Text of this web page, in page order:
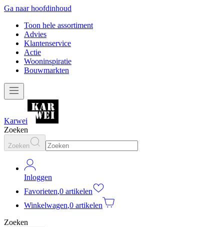
Ga naar hoofdinhoud
Toon hele assortiment
Advies
Klantenservice
Actie
Wooninspiratie
Bouwmarkten
Karwei
Zoeken
Zoeken
Inloggen
Favorieten,0 artikelen
Winkelwagen,0 artikelen
Zoeken